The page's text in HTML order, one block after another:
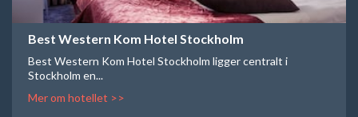
Best Western Kom Hotel Stockholm
Best Western Kom Hotel Stockholm ligger centralt i
Stockholm en...
Mer om hotellet >>